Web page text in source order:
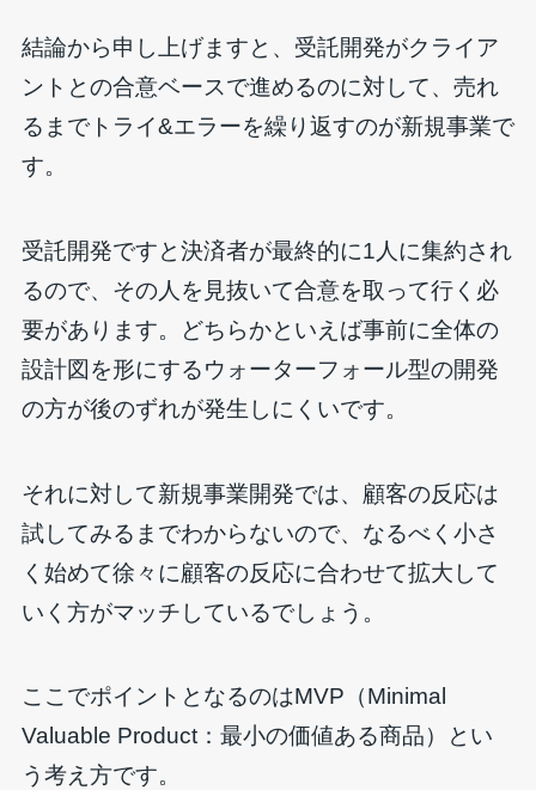
結論から申し上げますと、受託開発がクライア
ントとの合意ベースで進めるのに対して、売れ
るまでトライ&エラーを繰り返すのが新規事業で
す。
受託開発ですと決済者が最終的に1人に集約され
るので、その人を見抜いて合意を取って行く必
要があります。どちらかといえば事前に全体の
設計図を形にするウォーターフォール型の開発
の方が後のずれが発生しにくいです。
それに対して新規事業開発では、顧客の反応は
試してみるまでわからないので、なるべく小さ
く始めて徐々に顧客の反応に合わせて拡大して
いく方がマッチしているでしょう。
ここでポイントとなるのはMVP（Minimal
Valuable Product：最小の価値ある商品）とい
う考え方です。